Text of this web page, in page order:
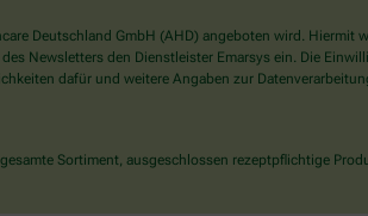
Deutschland GmbH (AHD) angeboten wird. Hiermit
Newsletters den Dienstleister Emarsys ein. Die
dafür und weitere Angaben zur
Sortiment, ausgeschlossen rezeptpflichtige